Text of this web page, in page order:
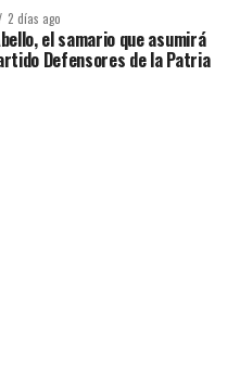
2 días ago
el samario que asumirá
Defensores de la Patria